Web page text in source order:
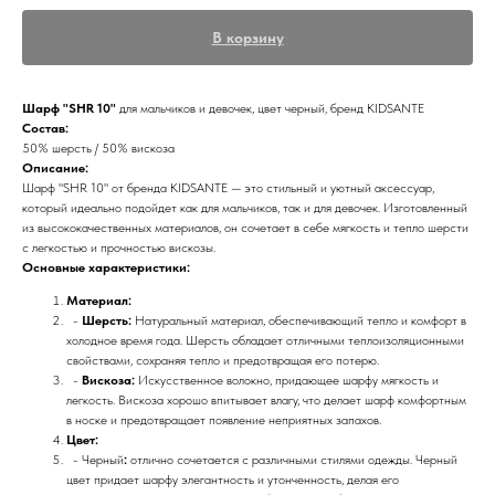
В корзину
Шарф "SHR 10" для мальчиков и девочек, цвет черный, бренд KIDSANTE
Состав:
50% шерсть / 50% вискоза
Описание:
Шарф "SHR 10" от бренда KIDSANTE — это стильный и уютный аксессуар,
который идеально подойдет как для мальчиков, так и для девочек. Изготовленный
из высококачественных материалов, он сочетает в себе мягкость и тепло шерсти
с легкостью и прочностью вискозы.
Основные характеристики:
Материал:
- Шерсть: Натуральный материал, обеспечивающий тепло и комфорт в
холодное время года. Шерсть обладает отличными теплоизоляционными
свойствами, сохраняя тепло и предотвращая его потерю.
- Вискоза: Искусственное волокно, придающее шарфу мягкость и
легкость. Вискоза хорошо впитывает влагу, что делает шарф комфортным
в носке и предотвращает появление неприятных запахов.
Цвет:
- Черный: отлично сочетается с различными стилями одежды. Черный
цвет придает шарфу элегантность и утонченность, делая его